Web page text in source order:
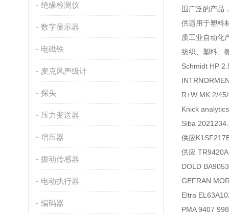
绝缘检测仪
数字显示器
电磁铁
麦克风声级计
探头
压力变送器
增压器
振动传感器
电动执行器
编码器
围广泛的产品
供适用于塑料
质工业自动化
纺织、塑料、
Schmidt HP
R+W MK 2/
Knick
Siba
供应
供应
DOLD
GEFRAN
Eltra
PMA 9407